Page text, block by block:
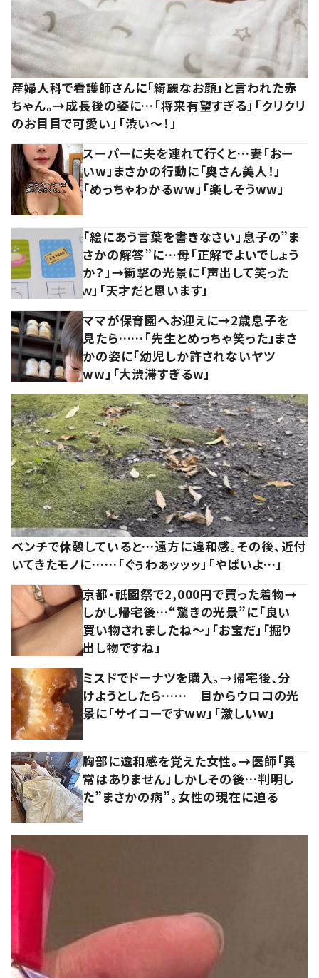
産婦人科で看護師さんに「綺麗なお顔」と言われた赤
ちゃん。→成長後の姿に…「将来有望すぎる」「クリクリ
のお目目で可愛い」「渋い～！」
スーパーに夫を連れて行くと…妻「おー
いw」まさかの行動に「奥さん美人！」
「めっちゃわかるww」「楽しそうww」
「絵にあう言葉を書きなさい」息子の”ま
さかの解答”に…母「正解でよいでしょう
か？」→衝撃の光景に「声出して笑った
ｗ」「天才だと思います」
ママが保育園へお迎えに→2歳息子を
見たら……「先生とめっちゃ笑った」まさ
かの姿に「幼児しか許されないヤツ
ww」「大渋滞すぎるw」
ベンチで休憩していると…遠方に違和感。その後、近付
いてきたモノに……「ぐぅわぁッッッ」「やばいよ…」
京都・祇園祭で2,000円で買った着物→
しかし帰宅後…“驚きの光景”に「良い
買い物されましたね～」「お宝だ」「掘り
出し物ですね」
ミスドでドーナツを購入。→帰宅後、分
けようとしたら…… 目からウロコの光
景に「サイコーですww」「激しいw」
胸部に違和感を覚えた女性。→医師「異
常はありません」しかしその後…判明し
た”まさかの病”。女性の現在に迫る